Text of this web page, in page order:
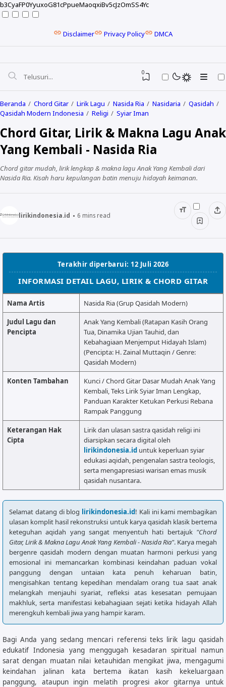
b3CyaFP0YyuxoG81cPpueMaoqxiBv5cJzOmSS4Yc
Disclaimer Privacy Policy DMCA
NISA SABYAN
0
Beranda Chord Gitar Lirik Lagu Nasida Ria Nasidaria
Qasidah
Qasidah Modern Indonesia
Religi Syiar Iman
Chord Gitar, Lirik & Makna Lagu Anak
Yang Kembali - Nasida Ria
Chord gitar mudah, lirik lengkap & makna lagu Anak Yang Kembali dari
Nasida Ria. Kisah haru kepulangan batin menuju hidayah keimanan.
lirikindonesia.id 6 mins read
Terakhir diperbarui: 12 Juli 2026
INFORMASI DETAIL LAGU, LIRIK & CHORD GITAR
Nama Artis Nasida Ria (Grup Qasidah Modern)
Judul Lagu dan
Pencipta
Anak Yang Kembali (Ratapan Kasih Orang
Tua, Dinamika Ujian Tauhid, dan
Kebahagiaan Menjemput Hidayah Islam)
(Pencipta: H. Zainal Muttaqin / Genre:
Qasidah Modern)
Konten Tambahan
Kunci / Chord Gitar Dasar Mudah Anak Yang
Kembali, Teks Lirik Syiar Iman Lengkap,
Panduan Karakter Ketukan Perkusi Rebana
Rampak Panggung
Keterangan Hak
Cipta
Lirik dan ulasan sastra qasidah religi ini
diarsipkan secara digital oleh
lirikindonesia.id untuk keperluan syiar
edukasi aqidah, pengenalan sastra teologis,
serta mengapresiasi warisan emas musik
qasidah nusantara.
Selamat datang di blog lirikindonesia.id! Kali ini kami membagikan
ulasan komplit hasil rekonstruksi untuk karya qasidah klasik bertema
keteguhan aqidah yang sangat menyentuh hati bertajuk "Chord
Gitar, Lirik & Makna Lagu Anak Yang Kembali - Nasida Ria". Karya megah
bergenre qasidah modern dengan muatan harmoni perkusi yang
emosional ini memancarkan kombinasi keindahan paduan vokal
panggung dengan untaian kata penuh keharuan batin,
mengisahkan tentang kepedihan mendalam orang tua saat anak
melangkah menjauhi syariat, refleksi atas kesesatan pemujaan
makhluk, serta manifestasi kebahagiaan sejati ketika hidayah Allah
merengkuh kembali jiwa yang hampir karam.
Bagi Anda yang sedang mencari referensi teks lirik lagu qasidah
edukatif Indonesia yang menggugah kesadaran spiritual namun
sarat dengan muatan nilai ketauhidan mengikat jiwa, mengagumi
keindahan jalinan kata bertema ikatan kasih kekeluargaan
panggung, ataupun ingin melatih progresi akor gitarnya untuk